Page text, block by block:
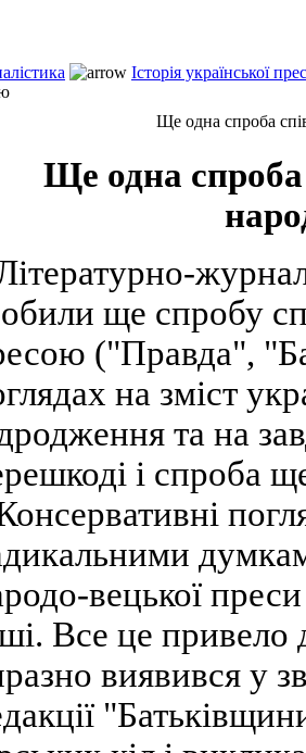
Історія української
Ще одна спроба
Ще одна спроба
ще спробу
("Правда",
на зміст
та на
і спроба
вецької
Все це
виявився у